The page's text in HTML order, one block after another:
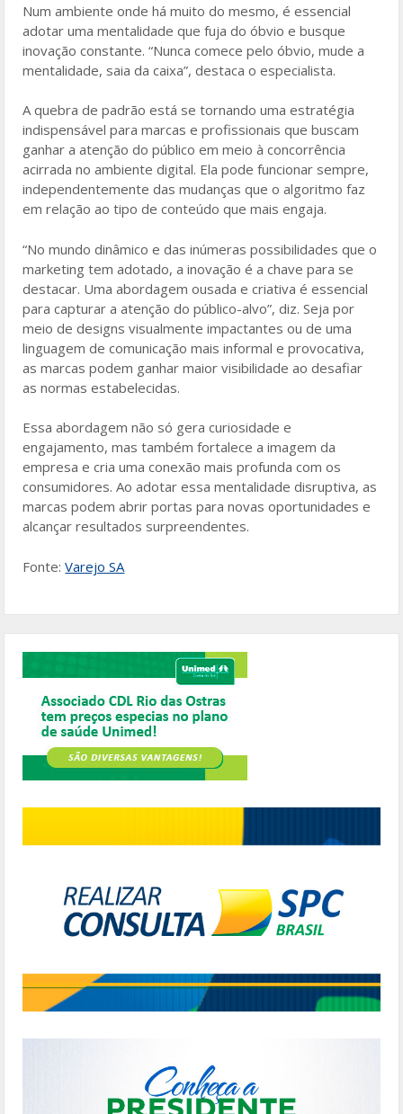
Num ambiente onde há muito do mesmo, é essencial
adotar uma mentalidade que fuja do óbvio e busque
inovação constante. “Nunca comece pelo óbvio, mude a
mentalidade, saia da caixa”, destaca o especialista.
A quebra de padrão está se tornando uma estratégia
indispensável para marcas e profissionais que buscam
ganhar a atenção do público em meio à concorrência
acirrada no ambiente digital. Ela pode funcionar sempre,
independentemente das mudanças que o algoritmo faz
em relação ao tipo de conteúdo que mais engaja.
“No mundo dinâmico e das inúmeras possibilidades que o
marketing tem adotado, a inovação é a chave para se
destacar. Uma abordagem ousada e criativa é essencial
para capturar a atenção do público-alvo”, diz. Seja por
meio de designs visualmente impactantes ou de uma
linguagem de comunicação mais informal e provocativa,
as marcas podem ganhar maior visibilidade ao desafiar
as normas estabelecidas.
Essa abordagem não só gera curiosidade e
engajamento, mas também fortalece a imagem da
empresa e cria uma conexão mais profunda com os
consumidores. Ao adotar essa mentalidade disruptiva, as
marcas podem abrir portas para novas oportunidades e
alcançar resultados surpreendentes.
Fonte:Varejo SA